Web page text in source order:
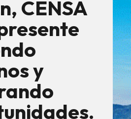
CENSA
y